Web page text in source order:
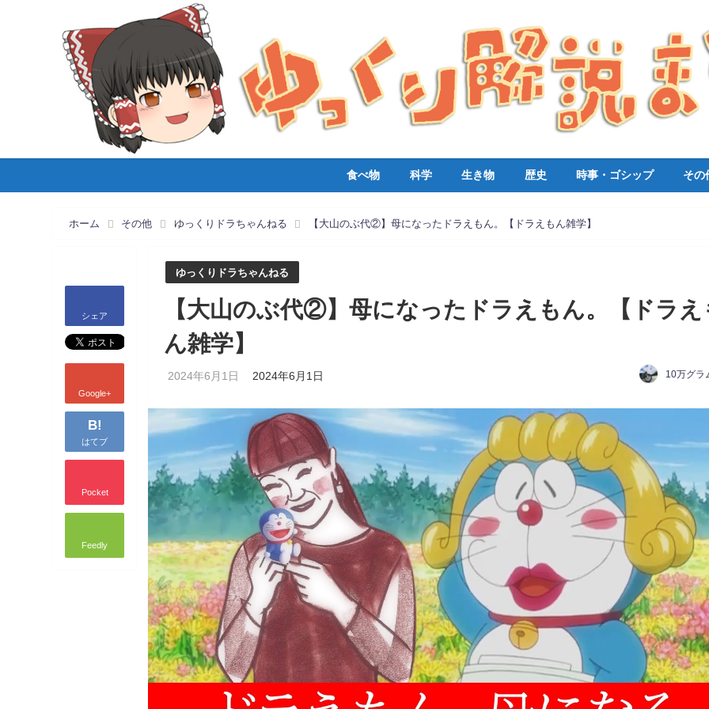
食べ物 科学 生き物 歴史 時事・ゴシップ その
ホーム その他 ゆっくりドラちゃんねる 【大山のぶ代②】母になったドラえもん。【ドラえもん雑学】
シェア
Google+
B!
はてブ
Pocket
Feedly
ゆっくりドラちゃんねる
【大山のぶ代②】母になったドラえもん。【ドラえ
ん雑学】
2024年6月1日 2024年6月1日 10万グラ